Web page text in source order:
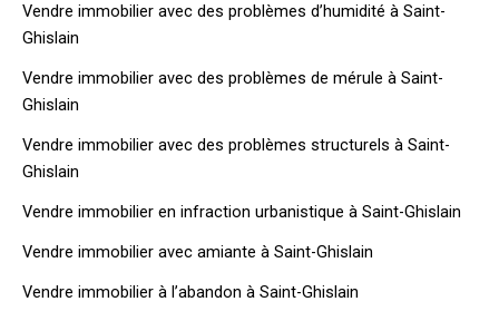
Vendre immobilier avec des problèmes d’humidité à Saint-
Ghislain
Vendre immobilier avec des problèmes de mérule à Saint-
Ghislain
Vendre immobilier avec des problèmes structurels à Saint-
Ghislain
Vendre immobilier en infraction urbanistique à Saint-Ghislain
Vendre immobilier avec amiante à Saint-Ghislain
Vendre immobilier à l’abandon à Saint-Ghislain